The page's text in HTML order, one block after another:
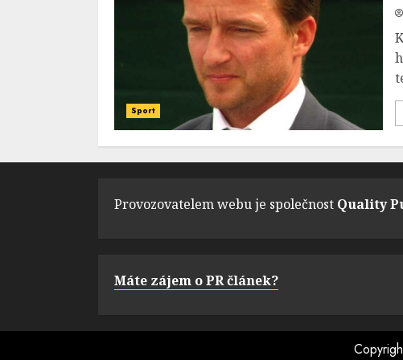
Sport
Provozovatelem webu je společnost Quality
Máte zájem o PR článek?